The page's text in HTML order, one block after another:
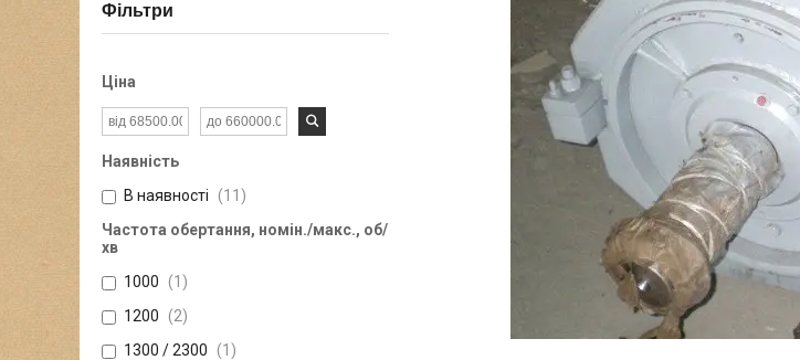
Фільтри
Ціна
Наявність
В наявності
11
Частота обертання, номін./макс., об/
хв
1000
1
1200
2
1300 / 2300
1